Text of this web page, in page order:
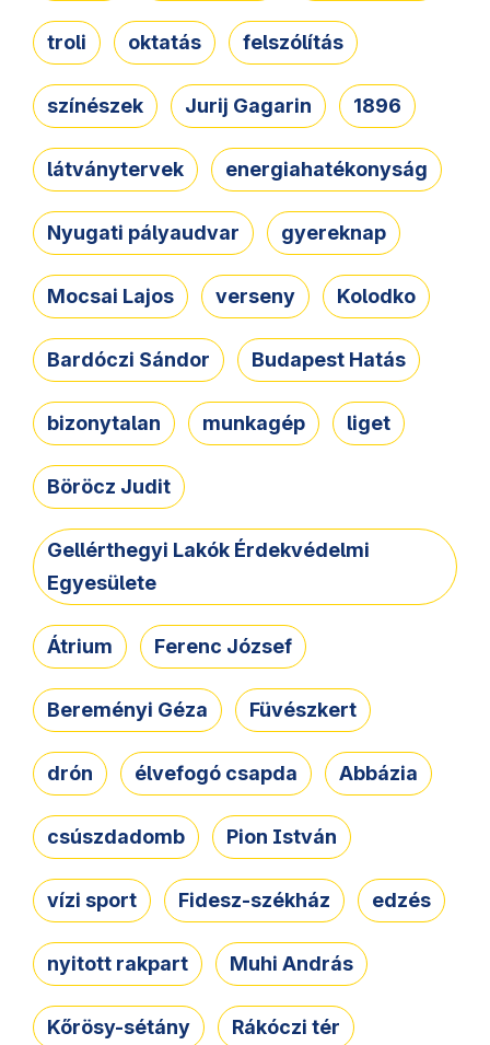
troli oktatás felszólítás
színészek Jurij Gagarin 1896
látványtervek energiahatékonyság
Nyugati pályaudvar gyereknap
Mocsai Lajos verseny Kolodko
Bardóczi Sándor Budapest Hatás
bizonytalan munkagép liget
Böröcz Judit
Gellérthegyi Lakók Érdekvédelmi
Egyesülete
Átrium Ferenc József
Bereményi Géza Füvészkert
drón élvefogó csapda Abbázia
csúszdadomb Pion István
vízi sport Fidesz-székház edzés
nyitott rakpart Muhi András
Kőrösy-sétány Rákóczi tér